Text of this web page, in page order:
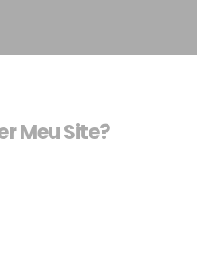
Meu Site?